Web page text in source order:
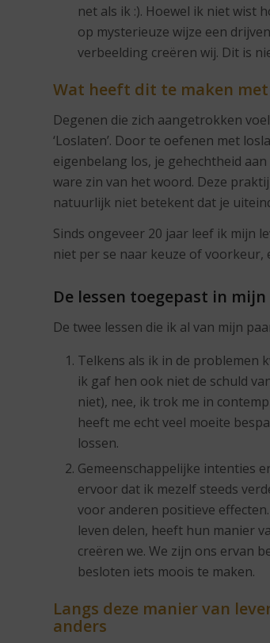
net als ik :). Hoewel ik niet wist
op mysterieuze wijze een
verbeelding creëren wij. Dit is
Wat heeft dit te maken
Degenen die zich aangetrokken
‘Loslaten’. Door te oefenen met
eigenbelang los, je gehechtheid
ware zin van het woord. Deze
natuurlijk niet betekent dat je
Sinds ongeveer 20 jaar leef ik mijn
niet per se naar keuze of voorkeur,
De lessen toegepast in
De twee lessen die ik al van mijn
Telkens als ik in de problemen
ik gaf hen ook niet de schuld
niet), nee, ik trok me in
heeft me echt veel moeite
lossen.
Gemeenschappelijke intenties
ervoor dat ik mezelf steeds
voor anderen positieve
leven delen, heeft hun manier
creëren we. We zijn ons ervan
besloten iets moois te maken.
Langs deze manier van
anders